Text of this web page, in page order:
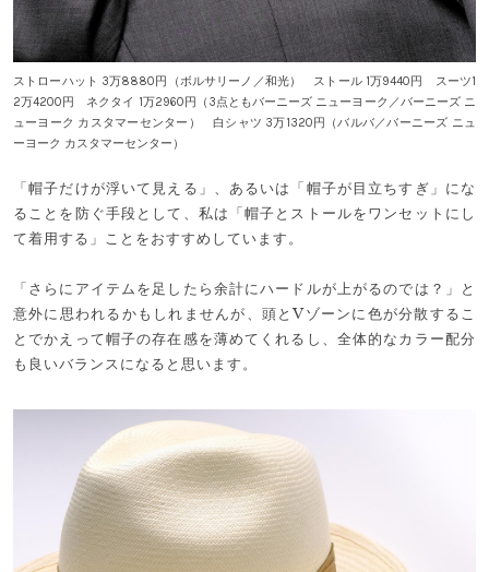
ストローハット 3万8880円（ボルサリーノ／和光） ストール 1万9440円 スーツ1
2万4200円 ネクタイ 1万2960円（3点ともバーニーズ ニューヨーク／バーニーズ ニ
ューヨーク カスタマーセンター） 白シャツ 3万1320円（バルバ／バーニーズ ニュ
ーヨーク カスタマーセンター）
「帽子だけが浮いて見える」、あるいは「帽子が目立ちすぎ」にな
ることを防ぐ手段として、私は「帽子とストールをワンセットにし
て着用する」ことをおすすめしています。
「さらにアイテムを足したら余計にハードルが上がるのでは？」と
意外に思われるかもしれませんが、頭とVゾーンに色が分散するこ
とでかえって帽子の存在感を薄めてくれるし、全体的なカラー配分
も良いバランスになると思います。